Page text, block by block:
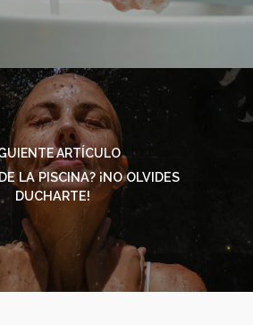
ARTÍCULO
LA PISCINA? ¡NO OLVIDES
DUCHARTE!